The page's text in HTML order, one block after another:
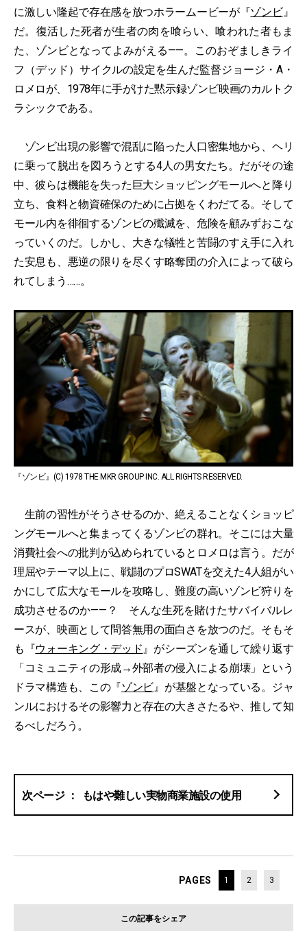
に激しい隆起で存在感を放つホラームービーが『ゾンビ』
だ。復活した死者が生者の肉を喰らい、喰われた者もま
た、ゾンビとなってよみがえる——。このおぞましきライ
フ（デッド）サイクルの設定を生んだ監督ジョージ・A・
ロメロが、1978年に手がけた黙示録ゾンビ映画のカルトク
ラシックである。
ゾンビ出現の影響で混乱に陥った人口密集地から、ヘリ
に乗って脱出を図ろうとする4人の男女たち。だがその途
中、彼らは機能を失った巨大ショッピングモールへと降り
立ち、食料と物資確保のために占拠をくわだてる。そして
モール内を徘徊するゾンビの殲滅を、危険を顧みずおこな
っていくのだ。しかし、大きな犠牲と苦闘のすえ手に入れ
た安息も、悪逆の限りを尽くす略奪団の介入によって破ら
れてしまう……。
『ゾンビ』(C) 1978 THE MKR GROUP INC. ALL RIGHTS RESERVED.
生前の習性がそうさせるのか、絶えることなくショッピ
ングモールへと集まってくるゾンビの群れ。そこには大量
消費社会への批判が込められているとロメロは言う。だが
理屈やテーマ以上に、戦闘のプロSWATを交えた4人組がい
かにして広大なモールを攻略し、難度の高いゾンビ狩りを
成功させるのか——？ そんな生死を賭けたサバイバルレ
ースが、映画として問答無用の面白さを放つのだ。そもそ
も『ウォーキング・デッド 』がシーズンを通して繰り返す
「コミュニティの形成→外部者の侵入による崩壊」という
ドラマ構造も、この『ゾンビ 』が基盤となっている。ジャ
ンルにおけるその影響力と存在の大きさたるや、推して知
るべしだろう。
もはや難しい実物商業施設の使用
PAGES 1 2 3
この記事をシェア